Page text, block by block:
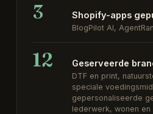
3 Shopify-apps
BlogPilot AI,
12 Geserveerde
DTF en print,
speciale
gepersonaliseerde
lederwerk, wonen en